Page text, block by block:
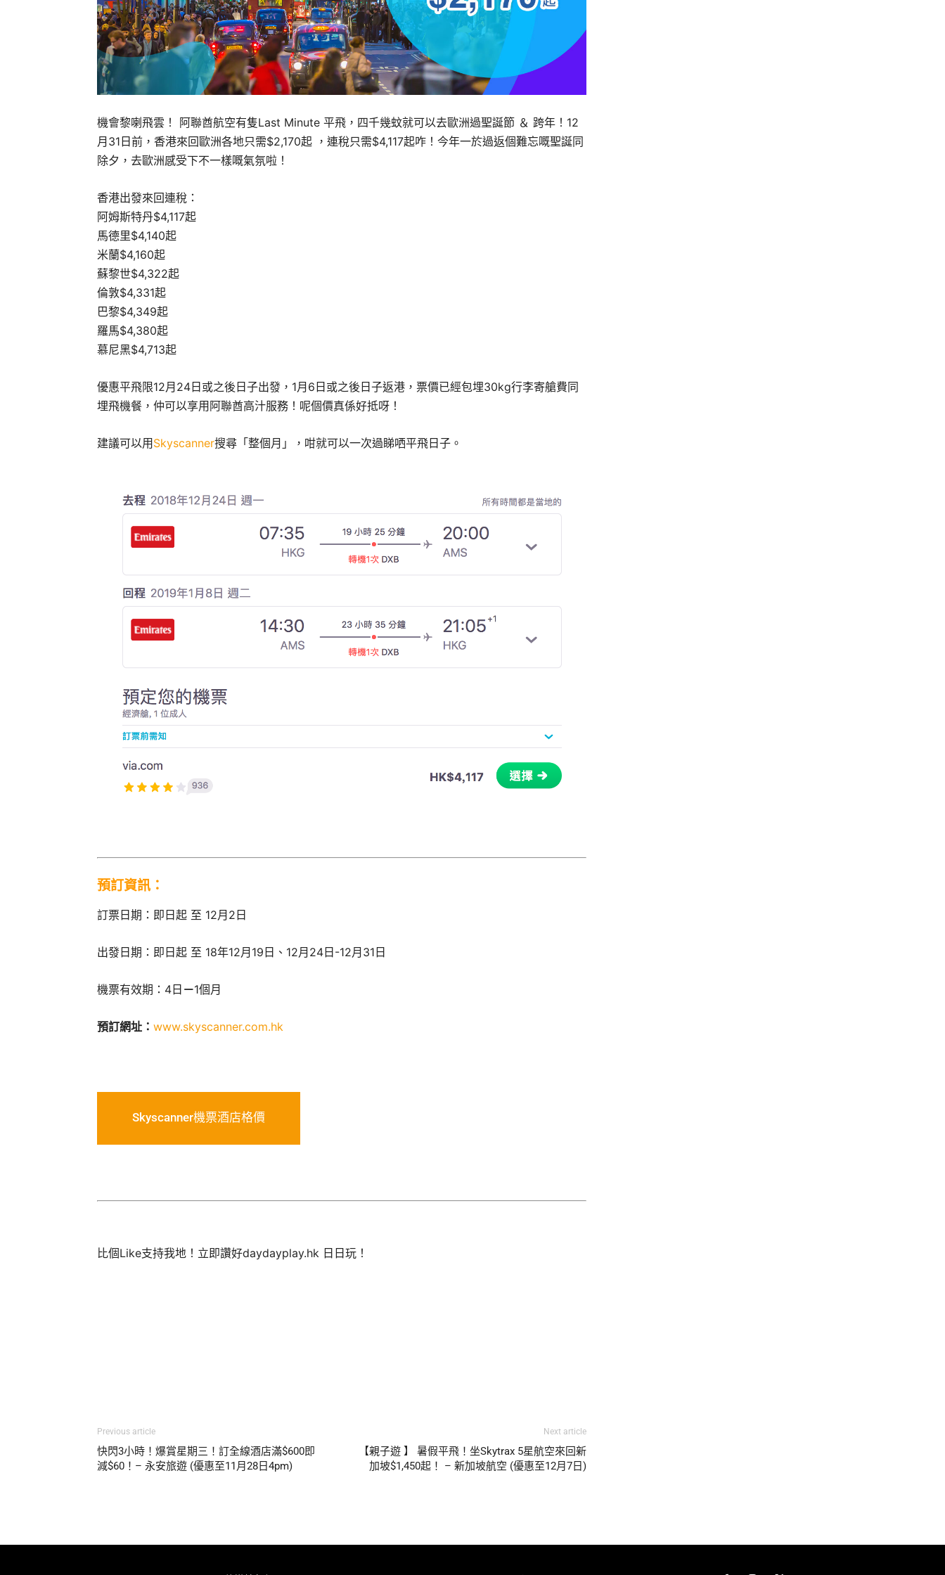
機會黎喇飛雲！ 阿聯酋航空有隻Last Minute 平飛，四千幾蚊就可以去歐洲過聖誕節 ＆ 跨年！12
月31日前，香港來回歐洲各地只需$2,170起 ，連稅只需$4,117起咋！今年一於過返個難忘嘅聖誕同
除夕，去歐洲感受下不一樣嘅氣氛啦！
香港出發來回連稅：
阿姆斯特丹$4,117起
馬德里$4,140起
米蘭$4,160起
蘇黎世$4,322起
倫敦$4,331起
巴黎$4,349起
羅馬$4,380起
慕尼黑$4,713起
優惠平飛限12月24日或之後日子出發，1月6日或之後日子返港，票價已經包埋30kg行李寄艙費同
埋飛機餐，仲可以享用阿聯酋高汁服務！呢個價真係好抵呀！
建議可以用 Skyscanner搜尋「整個月」，咁就可以一次過睇哂平飛日子。
預訂資訊：
訂票日期：即日起 至 12月2日
出發日期：即日起 至 18年12月19日、12月24日-12月31日
機票有效期：4日 －1個月
預訂網址： www.skyscanner.com.hk
Skyscanner機票酒店格價
比個Like支持我地！立即讚好daydayplay.hk 日日玩！
Previous article
快閃3小時！爆賞星期三！訂全線酒店滿$600即
減$60！– 永安旅遊 (優惠至11月28日4pm)
Next article
【親子遊 】 暑假平飛！坐Skytrax 5星航空來回新
加坡$1,450起！ – 新加坡航空 (優惠至12月7日)